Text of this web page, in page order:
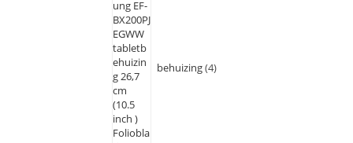
behuizing 4